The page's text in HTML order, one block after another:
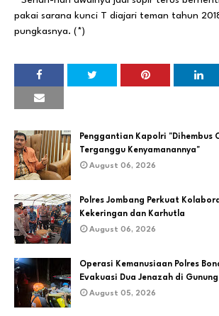
pakai sarana kunci T diajari teman tahun
pungkasnya. (*)
Penggantian Kapolri "Dihembus
Terganggu Kenyamanannya"
August 06, 2026
Polres Jombang Perkuat
Kekeringan dan Karhutla
August 06, 2026
Operasi Kemanusiaan Polres
Evakuasi Dua Jenazah di
August 05, 2026